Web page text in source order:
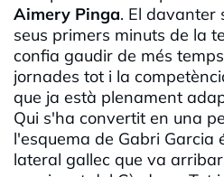
Aimery Pinga. El davanter
seus primers minuts de la
confia gaudir de més
jornades tot i la
que ja està plenament
Qui s'ha convertit en una
l'esquema de Gabri Garcia
lateral gallec que va